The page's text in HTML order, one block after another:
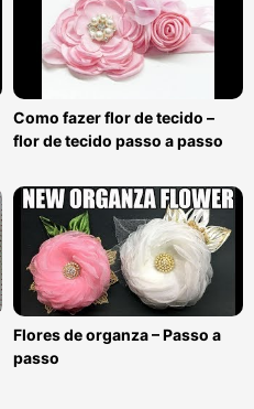
Como fazer flor de tecido –
flor de tecido passo a passo
Flores de organza – Passo a
passo